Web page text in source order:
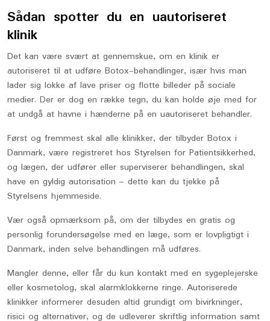
Sådan spotter du en uautoriseret
klinik
Det kan være svært at gennemskue, om en klinik er
autoriseret til at udføre Botox-behandlinger, især hvis man
lader sig lokke af lave priser og flotte billeder på sociale
medier. Der er dog en række tegn, du kan holde øje med for
at undgå at havne i hænderne på en uautoriseret behandler.
Først og fremmest skal alle klinikker, der tilbyder Botox i
Danmark, være registreret hos Styrelsen for Patientsikkerhed,
og lægen, der udfører eller superviserer behandlingen, skal
have en gyldig autorisation – dette kan du tjekke på
Styrelsens hjemmeside.
Vær også opmærksom på, om der tilbydes en gratis og
personlig forundersøgelse med en læge, som er lovpligtigt i
Danmark, inden selve behandlingen må udføres.
Mangler denne, eller får du kun kontakt med en sygeplejerske
eller kosmetolog, skal alarmklokkerne ringe. Autoriserede
klinikker informerer desuden altid grundigt om bivirkninger,
risici og alternativer, og de udleverer skriftlig information samt